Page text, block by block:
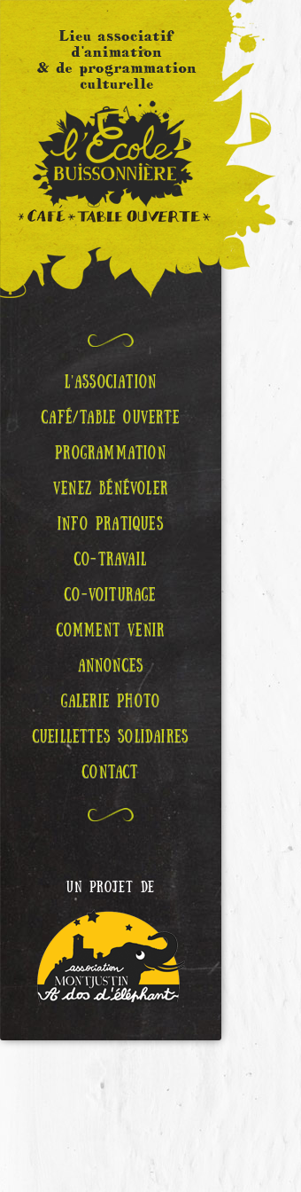
L’ASSOCIATION
CAFÉ/TABLE OUVERTE
PROGRAMMATION
VENEZ BÉNÉVOLER
INFO PRATIQUES
CO-TRAVAIL
CO-VOITURAGE
COMMENT VENIR
ANNONCES
GALERIE PHOTO
CUEILLETTES SOLIDAIRES
CONTACT
UN PROJET DE